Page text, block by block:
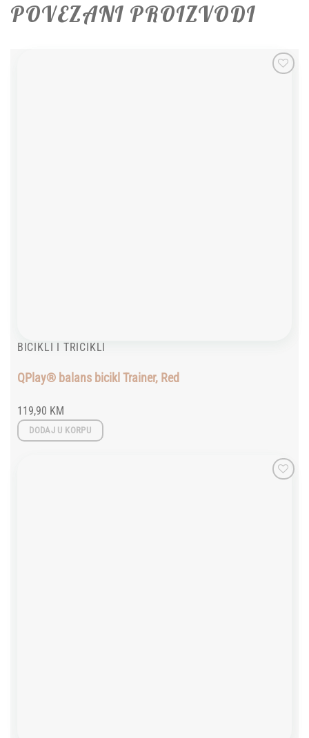
POVEZANI PROIZVODI
BICIKLI I TRICIKLI
QPlay® balans bicikl Trainer, Red
119,90 KM
DODAJ U KORPU